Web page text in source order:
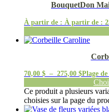
BouquetDon
À partir de : À partir de :
70,00 $ – 275,00 $Plage
Ce produit a plusieurs
choisies sur la page du